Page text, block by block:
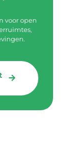
voor open